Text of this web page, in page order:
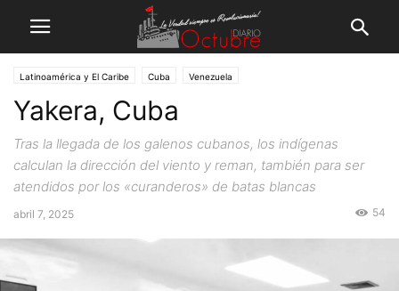
Latinoamérica y El Caribe Cuba Venezuela
Yakera, Cuba
Tras la llegada de los galenos cubanos, los indígenas
calculan la dirección del viento y reman, también para ser
atendidos por los «curanderos» de batas blancas
abril 7, 2025 54